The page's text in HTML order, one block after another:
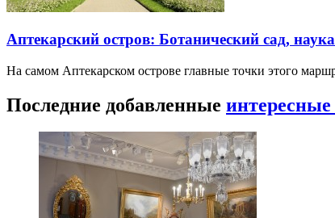
Аптекарский остров: Ботанический сад,
На самом Аптекарском острове главные точки этого
Последние добавленные интересные